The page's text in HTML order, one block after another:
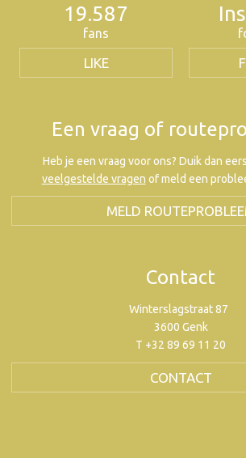
19.587
fans
LIKE
Een vraag of
Heb je een vraag voor ons? Duik dan
veelgestelde vragen of meld een
MELD
Contact
Winterslagstraat 87
3600 Genk
T +32 89 69 11 20
CONTACT